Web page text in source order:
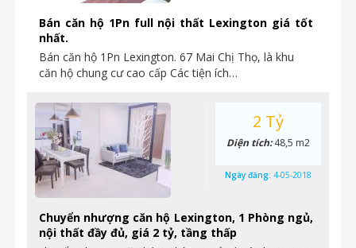
Bán căn hộ 1Pn full nội thất Lexington giá tốt
nhất.
Bán căn hộ 1Pn Lexington. 67 Mai Chị Thọ, là khu
căn hộ chung cư cao cấp Các tiện ích…
Chuyển nhượng căn hộ Lexington, 1 Phòng ngủ,
nội thất đầy đủ, giá 2 tỷ, tầng thấp
2 Tỷ
Diện tích:48,5 m2
Ngày đăng: 4-05-2018